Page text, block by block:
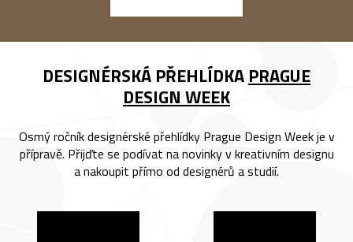
DESIGNÉRSKÁ PŘEHLÍDKA PRAGUE
DESIGN WEEK
Osmý ročník designérské přehlídky Prague Design Week je v
přípravě. Přijďte se podívat na novinky v kreativním designu
a nakoupit přímo od designérů a studií.